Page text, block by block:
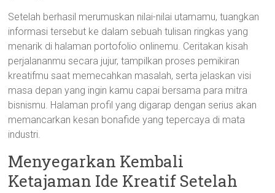
Setelah berhasil merumuskan nilai-nilai utamamu, tuangkan
informasi tersebut ke dalam sebuah tulisan ringkas yang
menarik di halaman portofolio onlinemu. Ceritakan kisah
perjalananmu secara jujur, tampilkan proses pemikiran
kreatifmu saat memecahkan masalah, serta jelaskan visi
masa depan yang ingin kamu capai bersama para mitra
bisnismu. Halaman profil yang digarap dengan serius akan
memancarkan kesan bonafide yang tepercaya di mata
industri.
Menyegarkan Kembali
Ketajaman Ide Kreatif Setelah